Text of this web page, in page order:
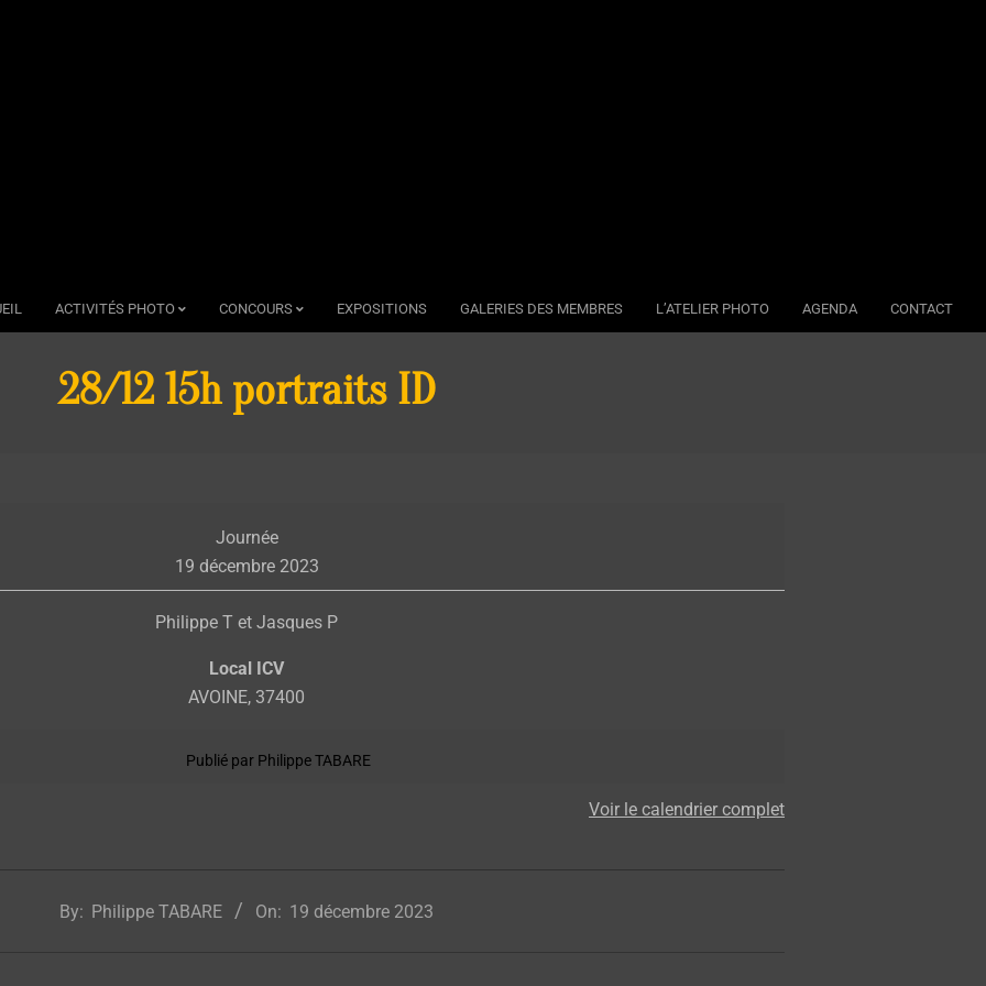
ACTIVITÉS PHOTO CONCOURS EXPOSITIONS GALERIES DES MEMBRES L’ATELIER PHOTO AGENDA CONTACT
28/12 15h portraits ID
15h
portraits
Journée
19 décembre 2023
Philippe T et Jasques P
Local ICV
AVOINE, 37400
Publié par Philippe TABARE
Voir le calendrier complet
By: Philippe TABARE On: 19 décembre 2023